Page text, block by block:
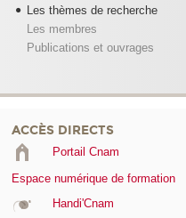
Les thèmes de recherche
Les membres
Publications et ouvrages
ACCÈS DIRECTS
Portail Cnam
Espace numérique de formation
Handi'Cnam